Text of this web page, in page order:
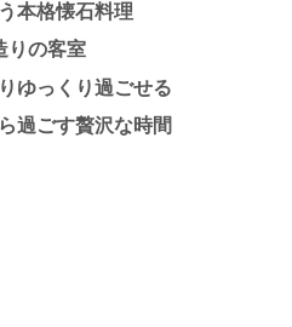
本格懐石料理
りの客室
ゆっくり過ごせる
過ごす贅沢な時間